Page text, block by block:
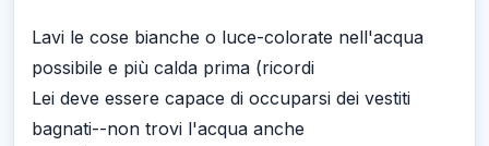
Lavi le cose bianche o luce-colorate nell'acqua
possibile e più calda prima (ricordi
Lei deve essere capace di occuparsi dei vestiti
bagnati--non trovi l'acqua anche